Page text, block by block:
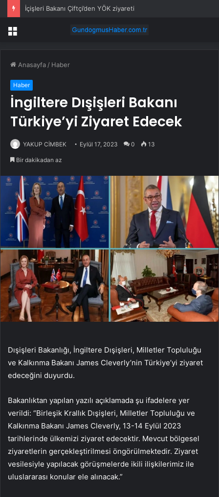
İçişleri Bakanı Çiftçi’den YÖK ziyareti
Menü
Anasayfa / Haber
Haber
İngiltere Dışişleri Bakanı
Türkiye’yi Ziyaret Edecek
YAKUP CİMBEK Eylül 17, 2023 0 13
Bir dakikadan az
Dışişleri Bakanlığı, İngiltere Dışişleri, Milletler Topluluğu
ve Kalkınma Bakanı James Cleverly’nin Türkiye’yi ziyaret
edeceğini duyurdu.
Bakanlıktan yapılan yazılı açıklamada şu ifadelere yer
verildi: “Birleşik Krallık Dışişleri, Milletler Topluluğu ve
Kalkınma Bakanı James Cleverly, 13-14 Eylül 2023
tarihlerinde ülkemizi ziyaret edecektir. Mevcut bölgesel
ziyaretlerin gerçekleştirilmesi öngörülmektedir. Ziyaret
vesilesiyle yapılacak görüşmelerde ikili ilişkilerimiz ile
uluslararası konular ele alınacak.”